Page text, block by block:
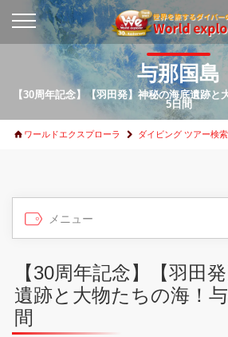
与那国島
【30周年記念】【羽田発】神秘の海底遺跡
5日間
ワールドエクスプローラ ダイビング ツアー検索
【30周年記念】【羽田
遺跡と大物たちの海！
間